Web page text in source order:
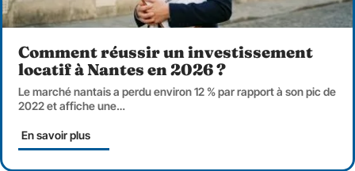
Comment réussir un investissement
locatif à Nantes en 2026 ?
Le marché nantais a perdu environ 12 % par rapport à son pic de
2022 et affiche une…
En savoir plus